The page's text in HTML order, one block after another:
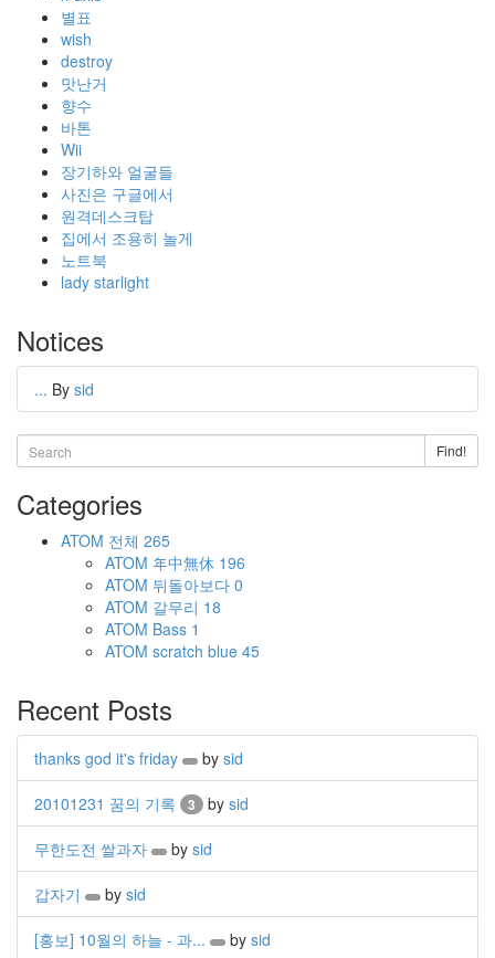
별표
wish
destroy
맛난거
향수
바톤
Wii
장기하와 얼굴들
사진은 구글에서
원격데스크탑
집에서 조용히 놀게
노트북
lady starlight
Notices
... By sid
Find!
Categories
ATOM 전체 265
ATOM 年中無休 196
ATOM 뒤돌아보다 0
ATOM 갈무리 18
ATOM Bass 1
ATOM scratch blue 45
Recent Posts
thanks god it's friday by sid
20101231 꿈의 기록 3 by sid
무한도전 쌀과자 by sid
갑자기 by sid
[홍보] 10월의 하늘 - 과... by sid